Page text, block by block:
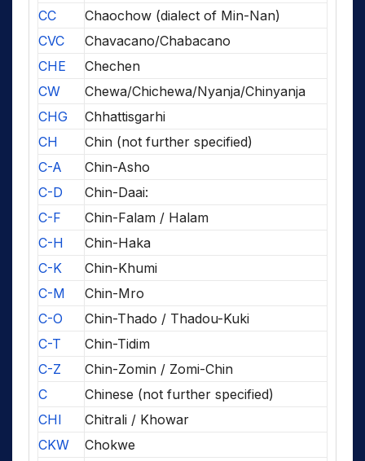
CC
Chaochow (dialect of Min-Nan)
CVC
Chavacano/Chabacano
CHE
Chechen
CW
Chewa/Chichewa/Nyanja/Chinyanja
CHG
Chhattisgarhi
CH
Chin (not further specified)
C-A
Chin-Asho
C-D
Chin-Daai:
C-F
Chin-Falam / Halam
C-H
Chin-Haka
C-K
Chin-Khumi
C-M
Chin-Mro
C-O
Chin-Thado / Thadou-Kuki
C-T
Chin-Tidim
C-Z
Chin-Zomin / Zomi-Chin
C
Chinese (not further specified)
CHI
Chitrali / Khowar
CKW
Chokwe